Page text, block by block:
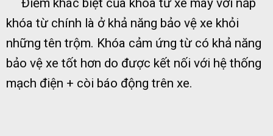
Điểm khác biệt của khóa từ xe máy với nắp
khóa từ chính là ở khả năng bảo vệ xe khỏi
những tên trộm. Khóa cảm ứng từ có khả năng
bảo vệ xe tốt hơn do được kết nối với hệ thống
mạch điện + còi báo động trên xe.